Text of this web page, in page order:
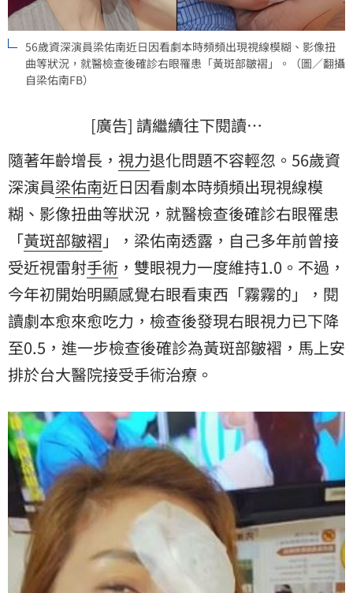
56歲資深演員梁佑南近日因看劇本時頻頻出現視線模糊、影像扭
曲等狀況，就醫檢查後確診右眼罹患「黃斑部皺褶」。（圖／翻攝
自梁佑南FB）
[廣告] 請繼續往下閱讀…
隨著年齡增長， 視力退化問題不容輕忽。56歲資
深演員梁佑南近日因看劇本時頻頻出現視線模
糊、影像扭曲等狀況，就醫檢查後確診右眼罹患
「黃斑部皺褶 」，梁佑南透露，自己多年前曾接
受近視雷射手術 ，雙眼視力一度維持1.0。不過，
今年初開始明顯感覺右眼看東西「霧霧的」，閱
讀劇本愈來愈吃力，檢查後發現右眼視力已下降
至0.5，進一步檢查後確診為黃斑部皺褶，馬上安
排於台大醫院接受手術治療。